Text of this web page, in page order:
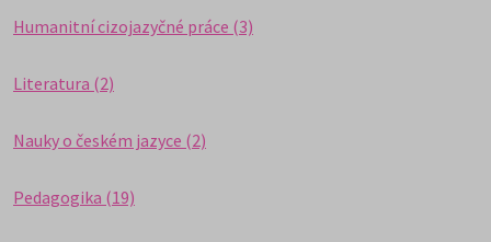
Humanitní cizojazyčné práce (3)
Literatura (2)
Nauky o českém jazyce (2)
Pedagogika (19)